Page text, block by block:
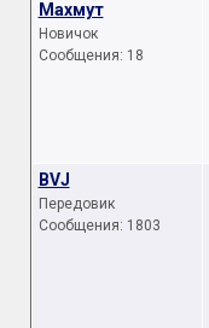
Махмут
Новичок
Сообщения: 18
BVJ
Передовик
Сообщения: 1803